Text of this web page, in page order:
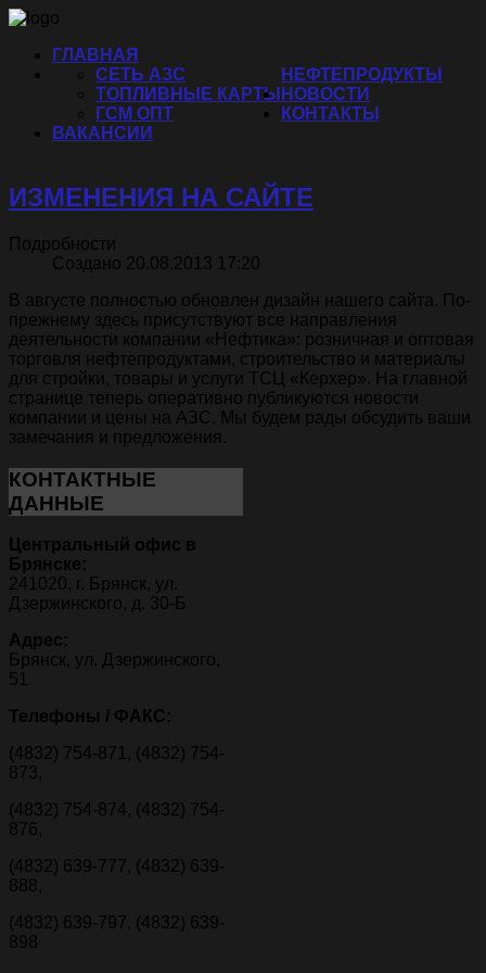
ГЛАВНАЯ
НЕФТЕПРОДУКТЫ
СЕТЬ АЗС
ТОПЛИВНЫЕ КАРТЫ
ГСМ ОПТ
НОВОСТИ
КОНТАКТЫ
ВАКАНСИИ
ИЗМЕНЕНИЯ НА САЙТЕ
Подробности
Создано 20.08.2013 17:20
В августе полностью обновлен дизайн нашего сайта. По-
прежнему здесь присутствуют все направления
деятельности компании «Нефтика»: розничная и оптовая
торговля нефтепродуктами, строительство и материалы
для стройки, товары и услуги ТСЦ «Керхер». На главной
странице теперь оперативно публикуются новости
компании и цены на АЗС. Мы будем рады обсудить ваши
замечания и предложения.
КОНТАКТНЫЕ
ДАННЫЕ
Центральный офис в
Брянске:
241020, г. Брянск, ул.
Дзержинского, д. 30-Б
Адрес:
Брянск, ул. Дзержинского,
51
Телефоны / ФАКС:
(4832) 754-871, (4832) 754-
873,
(4832) 754-874, (4832) 754-
876,
(4832) 639-777, (4832) 639-
888,
(4832) 639-797, (4832) 639-
898